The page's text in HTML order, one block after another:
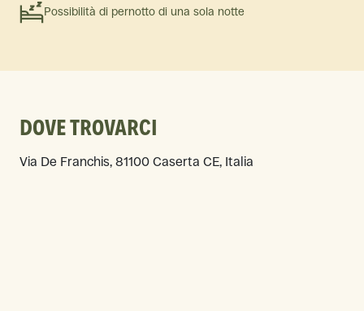
Possibilità di pernotto di una sola notte
DOVE TROVARCI
Via De Franchis, 81100 Caserta CE, Italia